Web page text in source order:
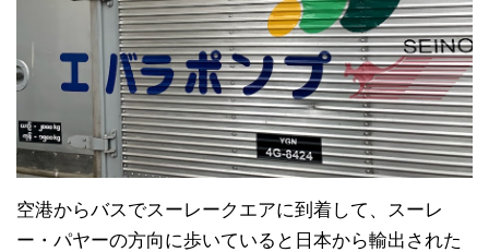
空港からバスでスーレークエアに到着して、スーレ
ー・パヤーの方向に歩いていると日本から輸出された